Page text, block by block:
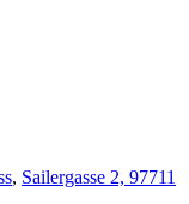
, Sailergasse 2, 97711